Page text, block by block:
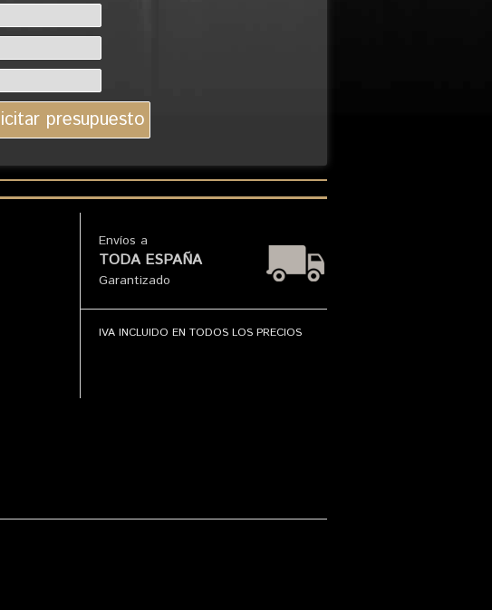
Envíos a
TODA ESPAÑA
Garantizado
IVA INCLUIDO EN TODOS LOS PRECIOS